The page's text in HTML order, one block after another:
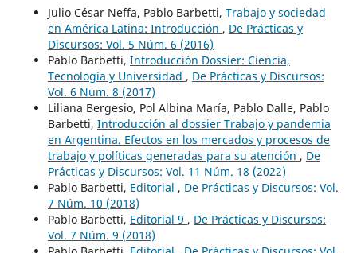
Julio César Neffa, Pablo Barbetti, Trabajo y sociedad
en América Latina: Introducción , De Prácticas y
Discursos: Vol. 5 Núm. 6 (2016)
Pablo Barbetti, Introducción Dossier: Ciencia,
Tecnología y Universidad , De Prácticas y Discursos:
Vol. 6 Núm. 8 (2017)
Liliana Bergesio, Pol Albina María, Pablo Dalle, Pablo
Barbetti, Introducción al dossier Trabajo y pandemia
en Argentina. Efectos en los mercados y procesos de
trabajo y políticas generadas para su atención , De
Prácticas y Discursos: Vol. 11 Núm. 18 (2022)
Pablo Barbetti, Editorial , De Prácticas y Discursos: Vol.
7 Núm. 10 (2018)
Pablo Barbetti, Editorial 9 , De Prácticas y Discursos:
Vol. 7 Núm. 9 (2018)